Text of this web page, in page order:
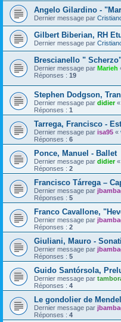
Angelo Gilardino -
Dernier message par
Gilbert Biberian, RH
Dernier message par
Brescianello "
Dernier message par Marieh
Réponses : 19
Stephen Dodgson,
Dernier message par didier«
Réponses : 1
Tarrega, Francisco -
Dernier message par isa95 «
Réponses : 6
Ponce, Manuel - Ballet
Dernier message par didier«
Réponses : 2
Francisco Tárrega –
Dernier message par
Réponses : 5
Franco Cavallone,
Dernier message par
Réponses : 2
Giuliani, Mauro -
Dernier message par
Réponses : 5
Guido Santórsola,
Dernier message par
Réponses : 4
Le gondolier de
Dernier message par
Réponses : 4